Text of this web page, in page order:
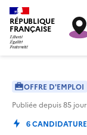
RÉPUBLIQUE
FRANÇAISE
OFFRE D'EMPLOI
Publiée depuis85
6